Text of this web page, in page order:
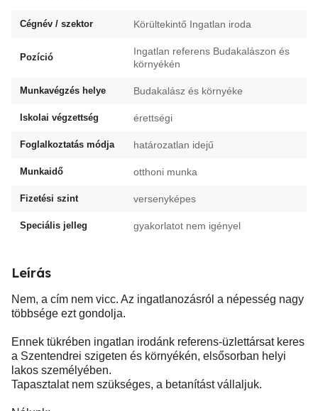
Cégnév / szektor Körültekintő Ingatlan iroda
Pozíció
Ingatlan referens Budakalászon és
környékén
Munkavégzés helye Budakalász és környéke
Iskolai végzettség érettségi
Foglalkoztatás módja határozatlan idejű
Munkaidő otthoni munka
Fizetési szint versenyképes
Speciális jelleg gyakorlatot nem igényel
Leírás
Nem, a cím nem vicc. Az ingatlanozásról a népesség nagy
többsége ezt gondolja.
Ennek tükrében ingatlan irodánk referens-üzlettársat keres
a Szentendrei szigeten és környékén, elsősorban helyi
lakos személyében.
Tapasztalat nem szükséges, a betanítást vállaljuk.